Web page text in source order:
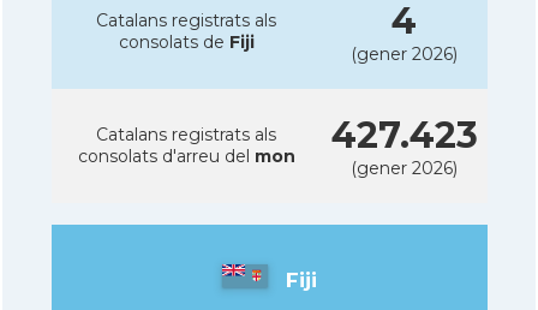
Catalans registrats als
consolats de Fiji 4
(gener 2026)
Catalans registrats als
consolats d'arreu del mon 427.423
(gener 2026)
Fiji